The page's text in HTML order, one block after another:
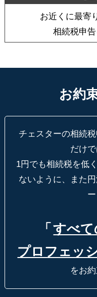
お近くに最寄
相続税申告
お約
チェスターの相続
だけで
1円でも相続税を低
ないように、
また
「 すべて
プロフェッ
をお